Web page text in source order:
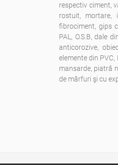
respectiv ciment,
rostuit, mortare,
fibrociment, gips
PAL, O.S.B, dale
anticorozive,
elemente din
mansarde, piatră
de mărfuri şi cu